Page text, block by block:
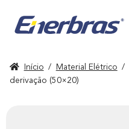
Início / Material Elétrico /
derivação (50×20)